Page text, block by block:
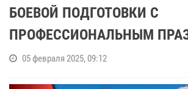
БОЕВОЙ ПОДГОТОВКИ С
ПРОФЕССИОНАЛЬНЫМ
05 февраля 2025, 09:12